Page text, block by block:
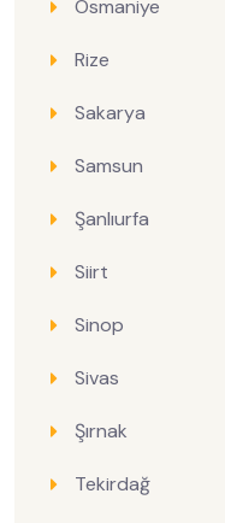
Osmaniye
Rize
Sakarya
Samsun
Şanlıurfa
Siirt
Sinop
Sivas
Şırnak
Tekirdağ